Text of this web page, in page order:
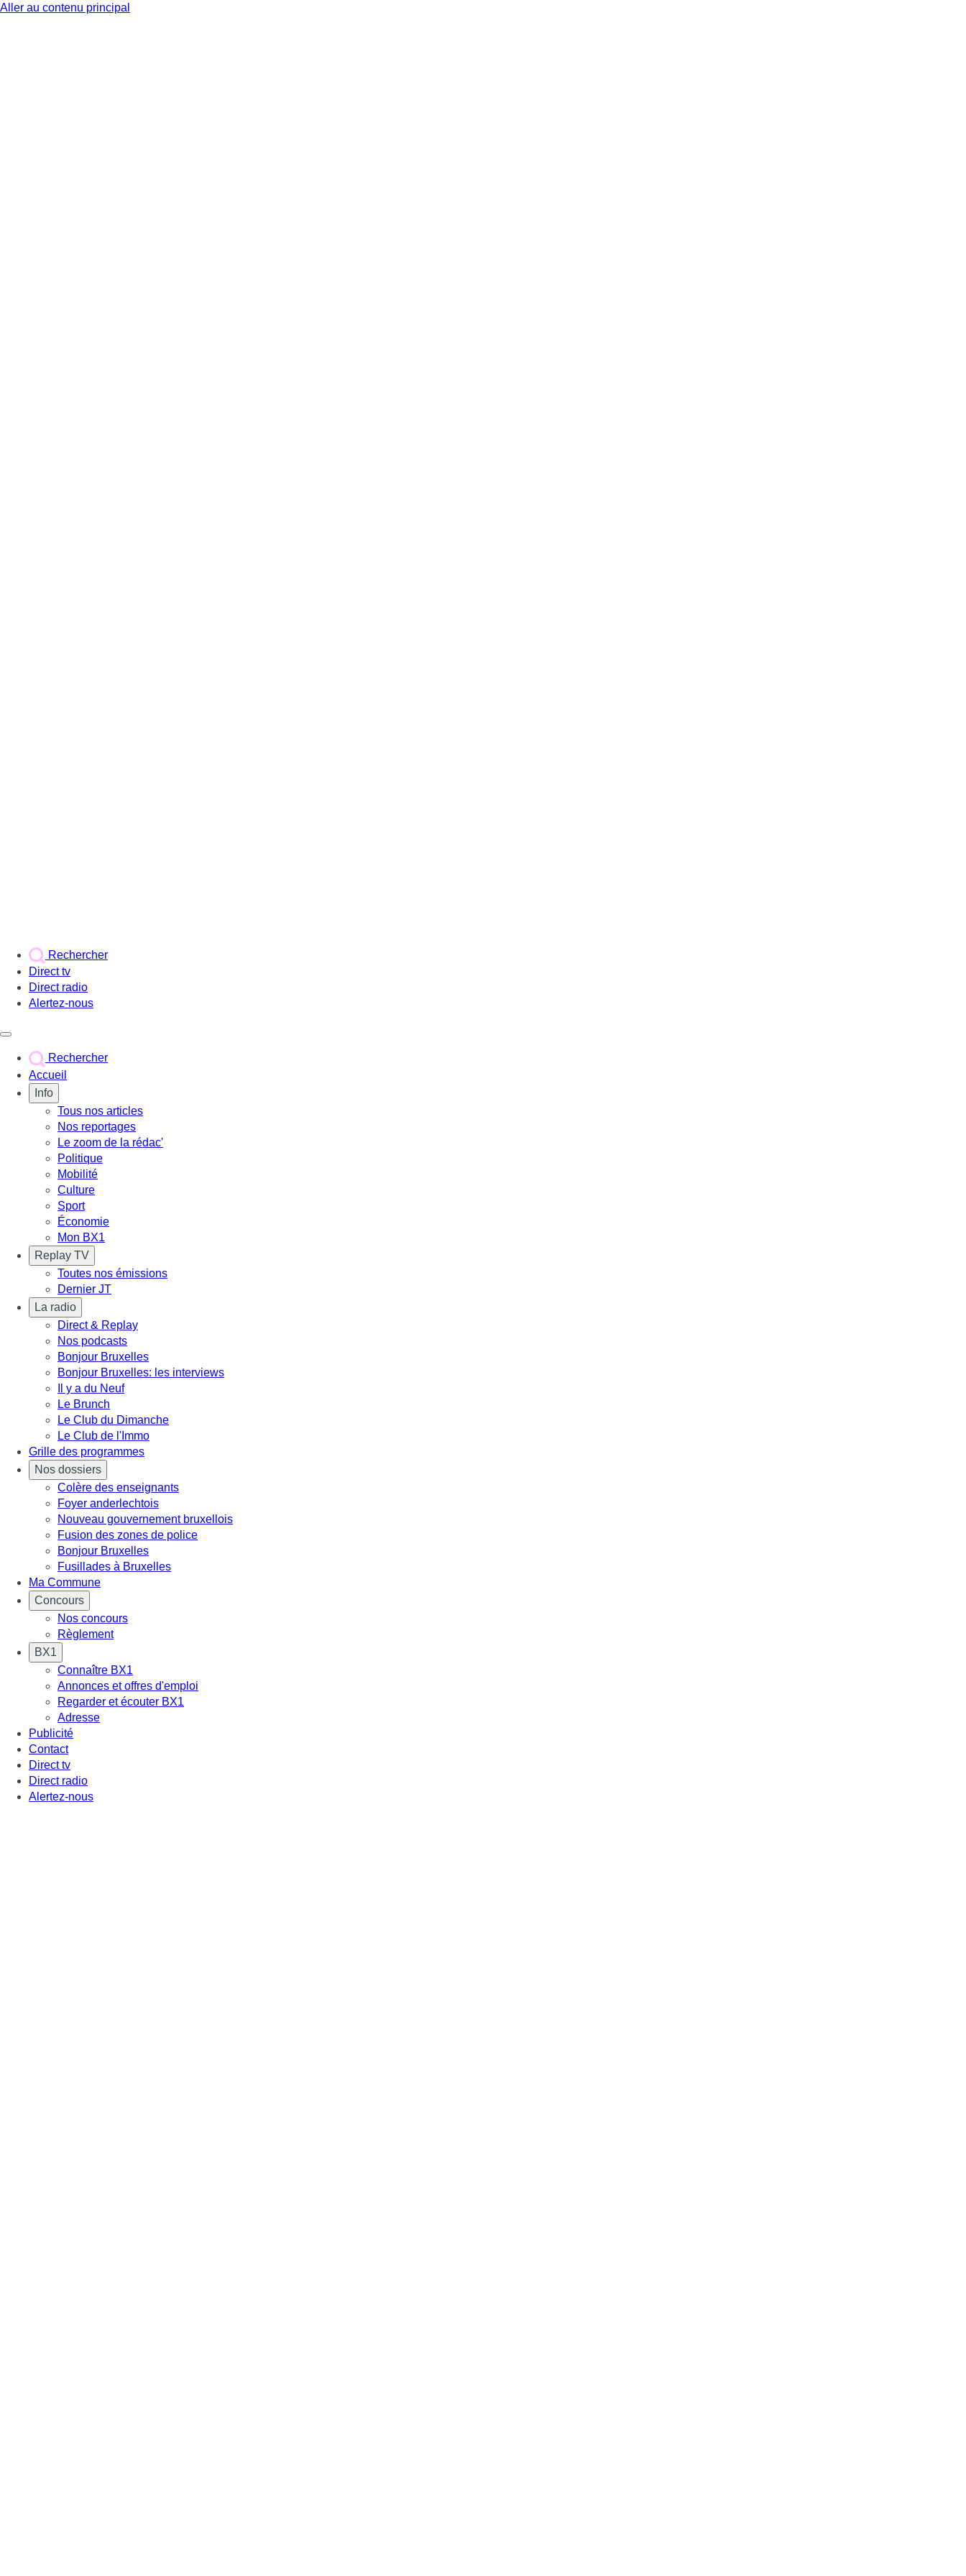
Aller au contenu principal
Rechercher
Direct tv
Direct radio
Alertez-nous
Rechercher
Accueil
Info
Tous nos articles
Nos reportages
Le zoom de la rédac'
Politique
Mobilité
Culture
Sport
Économie
Mon BX1
Replay TV
Toutes nos émissions
Dernier JT
La radio
Direct & Replay
Nos podcasts
Bonjour Bruxelles
Bonjour Bruxelles: les interviews
Il y a du Neuf
Le Brunch
Le Club du Dimanche
Le Club de l'Immo
Grille des programmes
Nos dossiers
Colère des enseignants
Foyer anderlechtois
Nouveau gouvernement bruxellois
Fusion des zones de police
Bonjour Bruxelles
Fusillades à Bruxelles
Ma Commune
Concours
Nos concours
Règlement
BX1
Connaître BX1
Annonces et offres d'emploi
Regarder et écouter BX1
Adresse
Publicité
Contact
Direct tv
Direct radio
Alertez-nous